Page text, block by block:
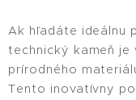
Ak hľadáte ideálnu
technický kameň
prírodného
Tento inovatívny